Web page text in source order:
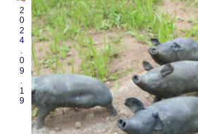
2024.09.19